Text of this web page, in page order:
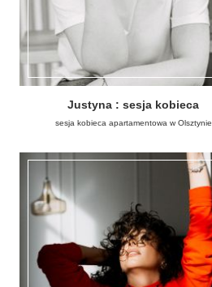
Justyna : sesja kobieca
sesja kobieca apartamentowa w Olsztynie